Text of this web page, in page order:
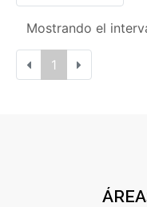
Mostrando el
1